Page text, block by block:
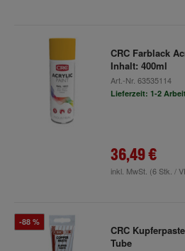
CRC Farblack
Inhalt: 400ml
Art.-Nr. 63535114
Lieferzeit: 1-2
36,49 €
inkl. MwSt. (6 Stk. /
-88 %
CRC
Tube